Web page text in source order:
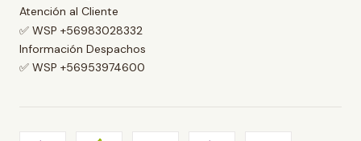
Atención al Cliente
✅ WSP +56983028332
Información Despachos
✅ WSP +56953974600